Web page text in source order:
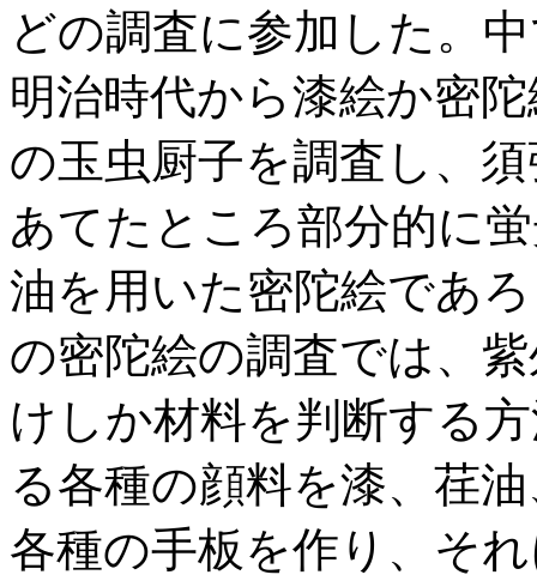
どの調査に参加した。
明治時代から漆絵か密
の玉虫厨子を調査し、
あてたところ部分的に
油を用いた密陀絵であ
の密陀絵の調査では、
けしか材料を判断する
る各種の顔料を漆、荏
各種の手板を作り、そ